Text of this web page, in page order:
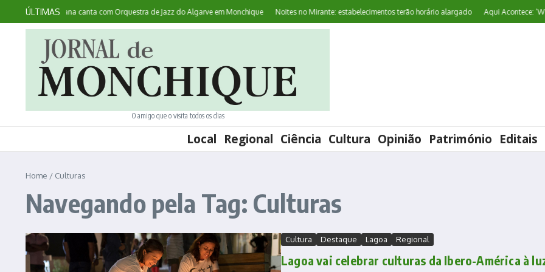
Ir para o conteúdo
ÚLTIMAS
australiana canta com Orquestra de Jazz do Algarve em Monchique Noites no Mirante: estabelecimentos terão horário alargado Aqui Acontece: ‘World
O amigo que o visita todos os dias
Local Regional Ciência Cultura Opinião Património Editais
Home / Culturas
Navegando pela Tag: Culturas
Cultura Destaque Lagoa Regional
Lagoa vai celebrar culturas da Ibero-América à